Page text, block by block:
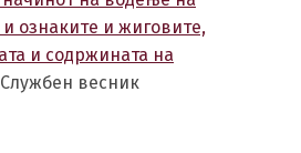
ознаките и жиговите,
и содржината на
весник